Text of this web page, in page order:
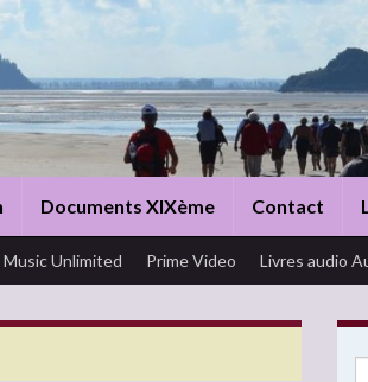
Documents XIXème Contact
Music Unlimited Prime Video Livres audio